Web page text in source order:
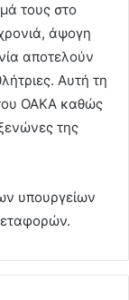
τους στο
άψογη
αποτελούν
Αυτή τη
του ΟΑΚΑ καθώς
της
υπουργείων